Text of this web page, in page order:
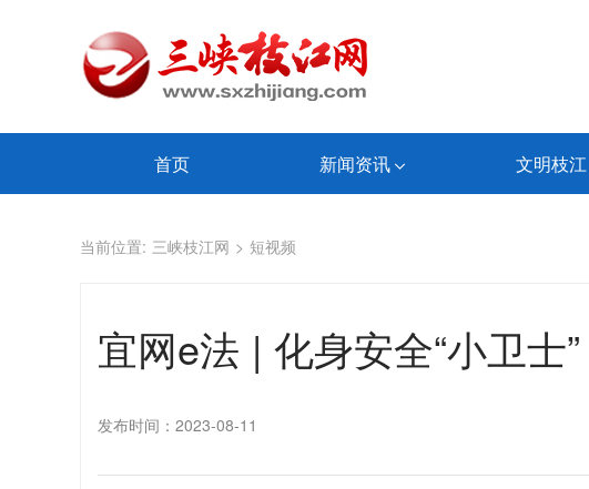
首页 新闻资讯 文明枝江
当前位置: 三峡枝江网 > 短视频
宜网e法 | 化身安全“小卫士
发布时间：2023-08-11